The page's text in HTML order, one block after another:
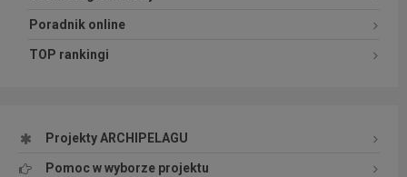
Poradnik online
TOP rankingi
Projekty ARCHIPELAGU
Pomoc w wyborze projektu